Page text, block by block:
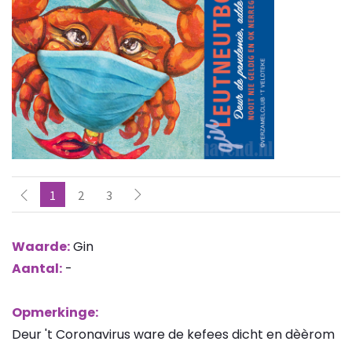
1 2 3
Waarde:Gin
Aantal: -
Opmerkinge:
Deur 't Coronavirus ware de kefees dicht en dèèrom